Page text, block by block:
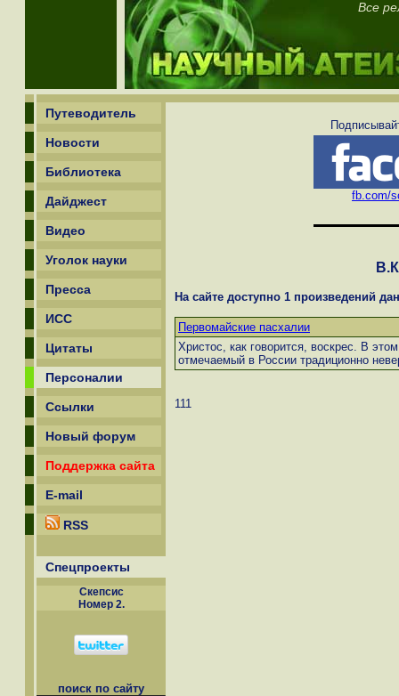
Все
Путеводитель
Новости
Библиотека
Дайджест
Видео
Уголок науки
Пресса
ИСС
Цитаты
Персоналии
Ссылки
Новый форум
Поддержка сайта
E-mail
RSS
Спецпроекты
Скепсиc
Номер 2.
поиск по сайту
fb.com/
На сайте доступно 1 произведений
Первомайские пасхалии
Христос, как говорится, воскрес. В
отмечаемый в России традиционно
111